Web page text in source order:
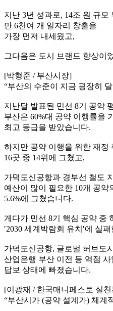
지난 3년 성과로, 14조 원 규모
만 6천여 개 일자리 창출을
가장 먼저 내세웠고,
그다음은 도시 브랜드 향상이
[박형준 / 부산시장]
“부산의 수준이 지금 굉장히
지난달 발표된 민선 8기 공약
부산은 60%대 공약 이행률을
최고 등급을 받았습니다.
하지만 공약 이행을 위한 재정
16곳 중 14위에 그쳤고,
가덕도신공항과 경부선 철도
예산이 많이 필요한 10개 공약
5.6%에 그쳤습니다.
게다가 민선 8기 핵심 공약 중
′2030 세계박람회 유치′에 실
가덕도신공항, 글로벌 허브도
산업은행 부산 이전 등 역점 사
답보 상태에 빠졌습니다.
[이광재 / 한국매니페스토 실
“부산시가 (공약 설계가) 체계